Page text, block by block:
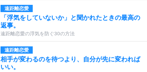
遠距離恋愛
「浮気をしていないか」と聞かれたときの最高の
返事。
遠距離恋愛の浮気を防ぐ30の方法
遠距離恋愛
相手が変わるのを待つより、自分が先に変われば
いい。